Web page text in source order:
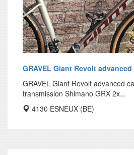
GRAVEL Giant Revolt advanced
GRAVEL Giant Revolt advanced
transmission Shimano GRX 2x...
4130 ESNEUX (BE)